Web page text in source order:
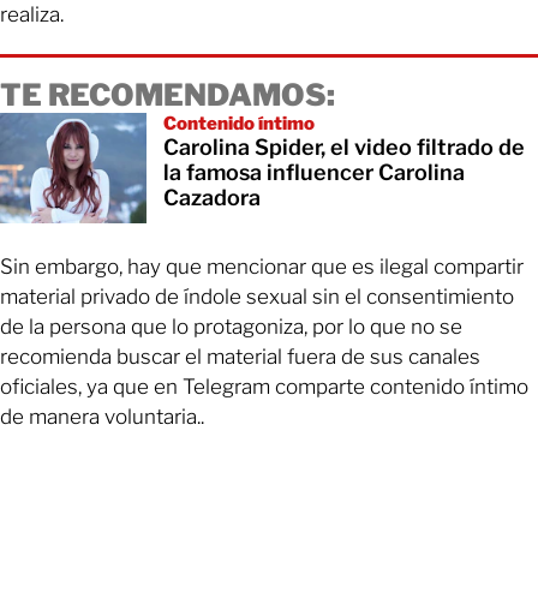
realiza.
TE RECOMENDAMOS:
Contenido íntimo
Carolina Spider, el video filtrado de
la famosa influencer Carolina
Cazadora
Sin embargo, hay que mencionar que es ilegal compartir
material privado de índole sexual sin el consentimiento
de la persona que lo protagoniza, por lo que no se
recomienda buscar el material fuera de sus canales
oficiales, ya que en Telegram comparte contenido íntimo
de manera voluntaria..